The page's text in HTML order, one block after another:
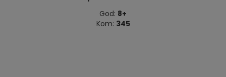
God: 8+
Kom: 345